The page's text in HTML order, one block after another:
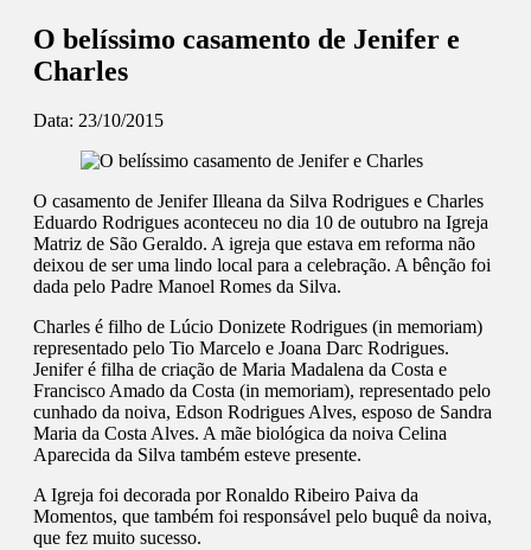
O belíssimo casamento de Jenifer e
Charles
Data: 23/10/2015
O casamento de Jenifer Illeana da Silva Rodrigues e Charles
Eduardo Rodrigues aconteceu no dia 10 de outubro na Igreja
Matriz de São Geraldo. A igreja que estava em reforma não
deixou de ser uma lindo local para a celebração. A bênção foi
dada pelo Padre Manoel Romes da Silva.
Charles é filho de Lúcio Donizete Rodrigues (in memoriam)
representado pelo Tio Marcelo e Joana Darc Rodrigues.
Jenifer é filha de criação de Maria Madalena da Costa e
Francisco Amado da Costa (in memoriam), representado pelo
cunhado da noiva, Edson Rodrigues Alves, esposo de Sandra
Maria da Costa Alves. A mãe biológica da noiva Celina
Aparecida da Silva também esteve presente.
A Igreja foi decorada por Ronaldo Ribeiro Paiva da
Momentos, que também foi responsável pelo buquê da noiva,
que fez muito sucesso.